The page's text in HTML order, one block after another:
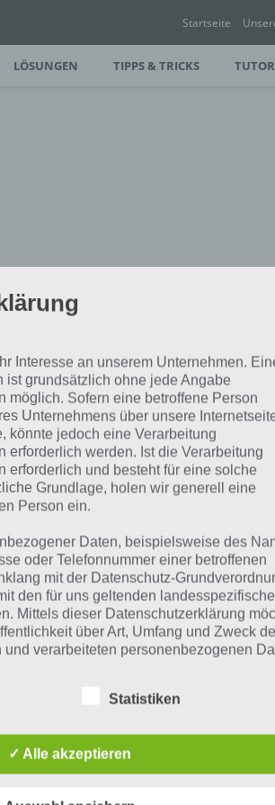
Startseite
LÖSUNGEN TIPPS & TRICKS
Wort>4 Bilder 1 Wort Lösung für den
1 Wort
–
IQ Test App
Aufgaben zum Knobeln und Üben
HERUNTERLADEN
Rätsel zu Halloween im Oktober
Interesse an unserem Unternehmen.
ist grundsätzlich ohne jede Angabe
möglich. Sofern eine betroffene Person
Unternehmens über unsere
könnte jedoch eine Verarbeitung
erforderlich werden. Ist die Verarbeitung
erforderlich und besteht für eine solche
Grundlage, holen wir generell eine
Person ein.
Daten, beispielsweise des
oder Telefonnummer einer betroffenen
mit der Datenschutz-
den für uns geltenden
Mittels dieser Datenschutzerklärung
über Art, Umfang und Zweck
verarbeiteten personenbezogenen
umgesetzt, um einen möglichst
diese Internetseite verarbeiteten
sicherzustellen. Dennoch können
Statistiken
✓ Alle akzeptieren